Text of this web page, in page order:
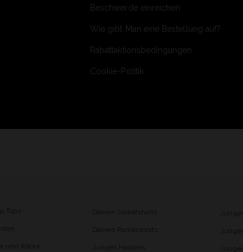
Beschwerde einreichen
Wie gibt Man eine Bestellung auf?
Rabattaktionsbedingungen
Cookie-Politik